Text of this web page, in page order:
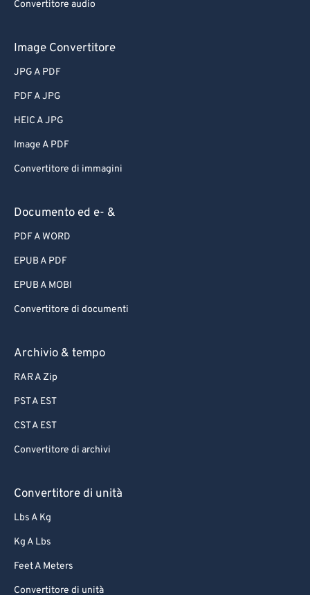
Convertitore audio
Image Convertitore
JPG A PDF
PDF A JPG
HEIC A JPG
Image A PDF
Convertitore di immagini
Documento ed e- &
PDF A WORD
EPUB A PDF
EPUB A MOBI
Convertitore di documenti
Archivio & tempo
RAR A Zip
PST A EST
CST A EST
Convertitore di archivi
Convertitore di unità
Lbs A Kg
Kg A Lbs
Feet A Meters
Convertitore di unità